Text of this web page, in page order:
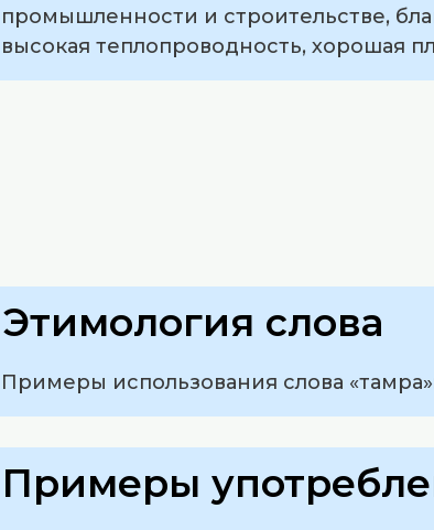
промышленности и строительстве,
высокая теплопроводность, хорошая
Этимология слова
Примеры использования слова
Примеры